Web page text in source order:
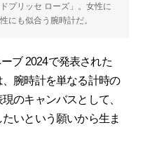
プリッセ ローズ」。女性に
にも似合う腕時計だ。
ブ 2024で発表された
、腕時計を単なる計時の
のキャンバスとして、
いという願いから生ま